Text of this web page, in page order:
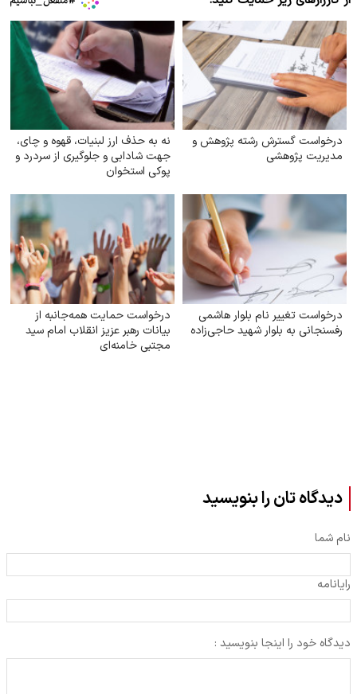
درخواست گسترش رشته پژوهش و
مدیریت پژوهشی
نه به حذف ارز لبنیات، قهوه و چای،
جهت شادابی و جلوگیری از سردرد و
پوکی استخوان
درخواست تغییر نام بلوار هاشمی
رفسنجانی به بلوار شهید حاجی‌زاده
درخواست حمایت همه‌جانبه از
بیانات رهبر عزیز انقلاب امام سید
مجتبی خامنه‌ای
دیدگاه تان را بنویسید
نام شما
رایانامه
دیدگاه خود را اینجا بنویسید :